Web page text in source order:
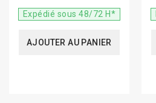
Expédié sous 48/72 H*
AJOUTER AU PANIER